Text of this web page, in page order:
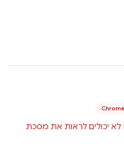
משתמשי Mac OS X לא יכולים לראות את מסכת